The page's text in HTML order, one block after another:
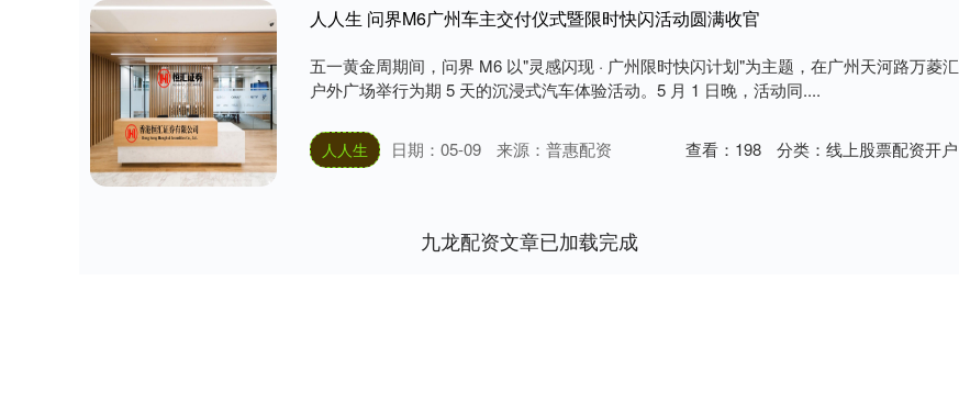
人人生 问界M6广州车主交付仪式暨限时快闪活动圆满收官
五一黄金周期间，问界 M6 以"灵感闪现 · 广州限时快闪计划"为主题，在广州天河路万菱汇
户外广场举行为期 5 天的沉浸式汽车体验活动。5 月 1 日晚，活动同....
人人生 日期：05-09 来源：普惠配资 查看： 198 分类： 线上股票配资开户
九龙配资文章已加载完成